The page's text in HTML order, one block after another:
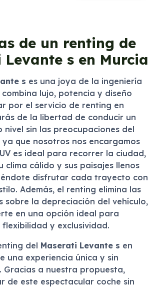
de un renting de
Levante s en Murcia
s es una joya de la ingeniería
lujo, potencia y diseño
por el servicio de renting en
de la libertad de conducir un
nivel sin las preocupaciones del
ya que nosotros nos encargamos
es ideal para recorrer la ciudad,
clima cálido y sus paisajes llenos
disfrutar cada trayecto con
Además, el renting elimina las
sobre la depreciación del vehículo,
en una opción ideal para
flexibilidad y exclusividad.
del Maserati Levante s en
una experiencia única y sin
Gracias a nuestra propuesta,
de este espectacular coche sin